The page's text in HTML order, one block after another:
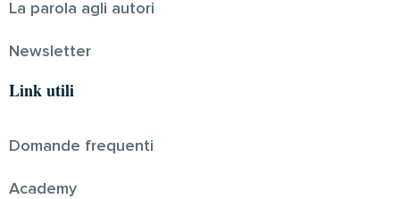
La parola agli autori
Newsletter
Link utili
Domande frequenti
Academy